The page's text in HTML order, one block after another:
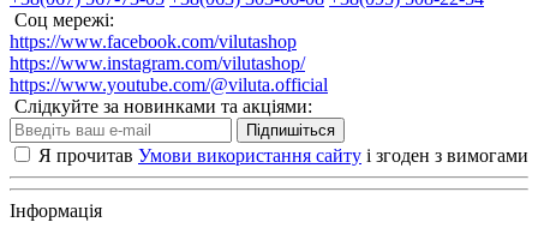
Соц мережі:
https://www.facebook.com/vilutashop
https://www.instagram.com/vilutashop/
https://www.youtube.com/@viluta.official
Слідкуйте за новинками та акціями:
Підпишіться
Я прочитав Умови використання сайту і згоден з вимогами
Інформація